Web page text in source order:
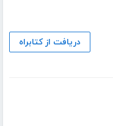
دریافت از کتابراه